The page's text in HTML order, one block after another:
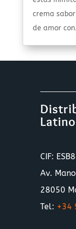
crema
de amor
CIF:
Av.
28050
Tel: +34